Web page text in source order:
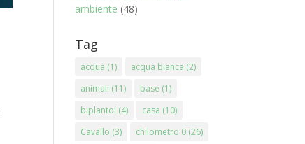
ambiente (48)
Tag
acqua (1) acqua bianca (2)
animali (11) base (1)
biplantol (4) casa (10)
Cavallo (3) chilometro 0 (26)